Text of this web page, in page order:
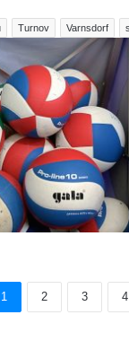
Turnov Varnsdorf
1 2 3 4